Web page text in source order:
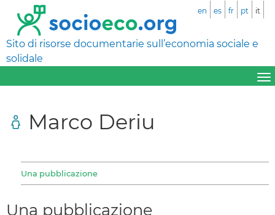
Sito di risorse documentarie sull’economia sociale e
solidale
en es fr pt it
Marco Deriu
Una pubblicazione
Una pubblicazione